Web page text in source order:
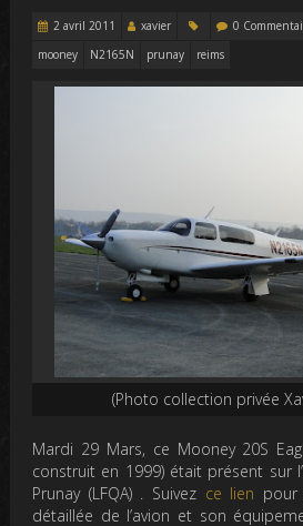
2 avril 2011 xavier 0
mooney
N2165N prunay reims
(Photo collection privée
Mardi 29 Mars, ce Mooney 20S
construit en 1999) était présent sur
Prunay (LFQA) . Suivez ce lien pour
détaillée de l’avion et son